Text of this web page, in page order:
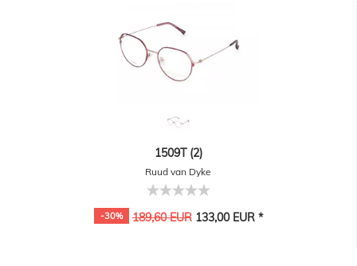
1509T (2)
Ruud van Dyke
-30% 189,60 EUR133,00 EUR *